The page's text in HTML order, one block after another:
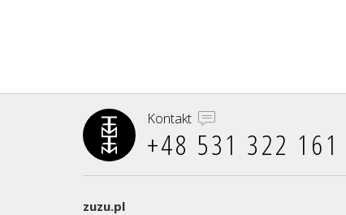
Kontakt
+48 531 322 161‬
zuzu.pl